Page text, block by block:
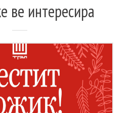
ве интересира